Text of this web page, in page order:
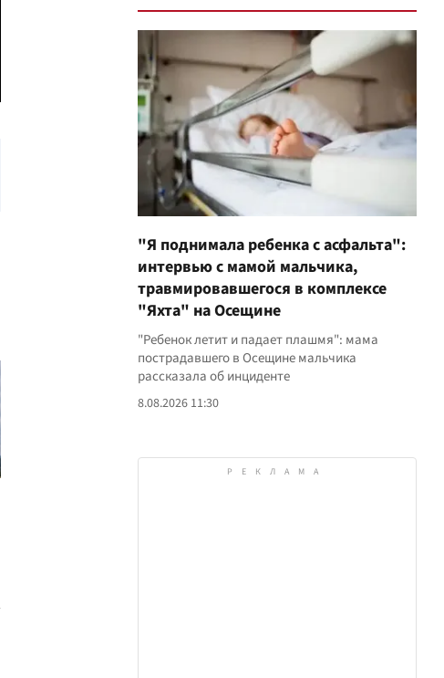
"Я поднимала ребенка с асфальта":
интервью с мамой мальчика,
травмировавшегося в комплексе
"Яхта" на Осещине
"Ребенок летит и падает плашмя": мама
пострадавшего в Осещине мальчика
рассказала об инциденте
8.08.2026 11:30